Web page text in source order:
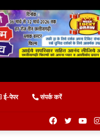
ई-पेपर संपर्क करें
Twitter
Facebook